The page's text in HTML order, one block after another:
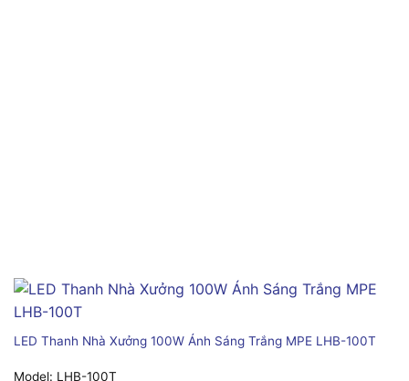
LED Thanh Nhà Xưởng 100W Ánh Sáng Trắng MPE LHB-100T
Model: LHB-100T